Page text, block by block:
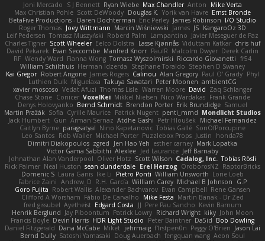
Joni Mercado S J Bennett Ryan Wiebe Max Chandler Anton
Mike Verta
Max Christian Pohle Scott DeWoody Douglas K. Yorik van Havre Ernst Bronde
BetaFive Productions - Daren Dochterman Eric Perley James Robinson I/O Studio
Roger Thomas Joey Wittmann Marcin Wiśniewski James JS KangaroOz 3D
Leif Pedersen Tomasz Muszyński Roberd Palm Lampantino Javier Meseguer de Paz
Charles Tigner Scott Wheeler Eelco Dolstra Lasse Kjønnås Viduttam Katkar chris huf
David Pekarek Evan Seccombe Manfred Knorr PaulR Malcolm Dwyer Derek Carlin
RF Wendy Ward Fianna Wong Tomasz Wyszolmirski Riccardo Giovanetti fr54
William Schilthuis Herman Idzerda Stephane Toraldo Stephen D Swaney
Kai Gregor Robert Angone James Rogers Calinou Alan Gregory Paul O' Grady Phyl
Luthien Dulk Miguelaxa Takuya Sawatari Peter Moonen ambientCG
xavier moscoso Vedat Afuzi Thomas Lisle Warren Moore David Zaq Schlanger
Chase Stone Conicer VoxelKei Mikkel Nielsen Nico Wardakas Frank Grande
Denys Holovyanko Bernd Schmidt Brendon Porter Erik Brundidge Samuel
Martin Pražák Sofia Cyrille Maurice Patrick Nugent penti_mmd Mondlicht Studios
Jack Humbert Gun Arman Sernaz Atdhe Gashi Petr Hloušek
Michael Fernandez
Caitlyn Byrne paragsatyal Nino Kapetanovic Tobias Gallé SonOfPorcupine
Leo Santos Rob Waller Michael Porter Puzzlebox Props Justin
honda78
Dimitri Diakopoulos zgred Jen Hao Yeh esther carney Mark Lopatka
Victor Gama Sabbithi Alexlee Jed Laurance Jeff Barnaby
Johnathan Alan Vanderpool Oliver Hotz Scott Wilson Cadalog, Inc. Tobias Rösli
Rick Palmer Neal Huston sean dunderdale Erel Herzog OroborosNZ RaptorBricks
Domenic S Laura Ganis Ike Li Pietro Ponti William Unsworth Lorie Loeb
Fabrice Zaini Andrew_D R.H. García William Carey Michael B Johnson
G.P
Goro Fujita Robert Wallis Alexander Bachvarov Evan Campbell Rene Gansen
Clifford A Worsham Fábio De Carvalho Mike Festa Martin Banak - Dr Zed
fred gissubel Ayetheist Edgard Costa JJ Pere Pau Sancho Kevin Barnum
Henrik Berglund Jay Piboontum Patrick Lowry Richard Wright kiky John Moon
Francis Boyle Devin Harris HDR Light Studio Peter Baintner Da5id Bob Dowling
Daniel Fitzgerald Dana McCabe Miket jehrmaig f1rstpers0n Peggy O'Brien Jason Lai
Bernd Dully Satoshi Yamasaki Doug Auerbach fengquan wang Aeon Soul